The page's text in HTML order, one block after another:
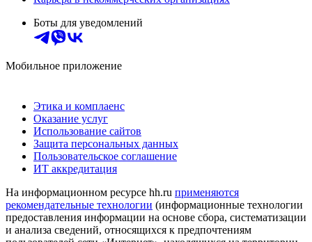
Боты для уведомлений
Мобильное приложение
Этика и комплаенс
Оказание услуг
Использование сайтов
Защита персональных данных
Пользовательское соглашение
ИТ аккредитация
На информационном ресурсе hh.ru применяются
рекомендательные технологии (информационные технологии
предоставления информации на основе сбора, систематизации
и анализа сведений, относящихся к предпочтениям